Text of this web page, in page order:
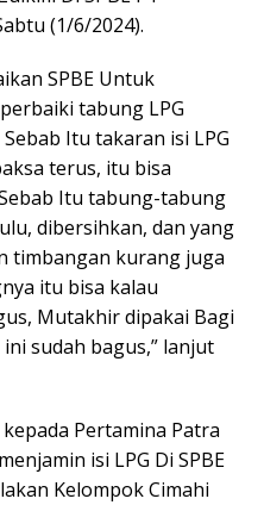
(1/6/2024).
SPBE Untuk
tabung LPG
Itu takaran isi LPG
terus, itu bisa
Itu tabung-tabung
dibersihkan, dan yang
timbangan kurang juga
itu bisa kalau
Mutakhir dipakai Bagi
ini sudah bagus,” lanjut
Pertamina Patra
isi LPG Di SPBE
Kelompok Cimahi